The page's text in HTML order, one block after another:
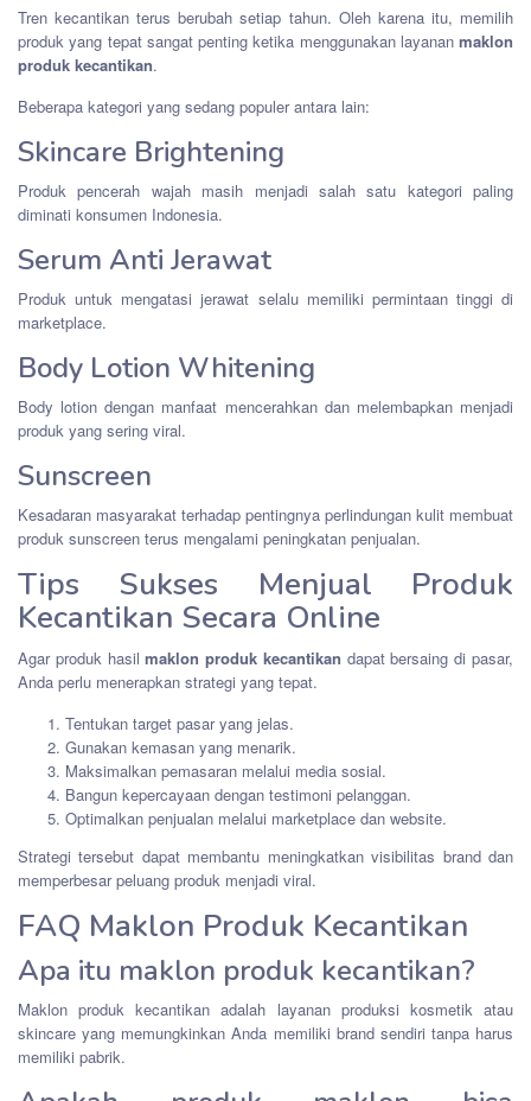
Tren kecantikan terus berubah setiap tahun. Oleh karena itu, memilih
produk yang tepat sangat penting ketika menggunakan layanan maklon
produk kecantikan.
Beberapa kategori yang sedang populer antara lain:
Skincare Brightening
Produk pencerah wajah masih menjadi salah satu kategori paling
diminati konsumen Indonesia.
Serum Anti Jerawat
Produk untuk mengatasi jerawat selalu memiliki permintaan tinggi di
marketplace.
Body Lotion Whitening
Body lotion dengan manfaat mencerahkan dan melembapkan menjadi
produk yang sering viral.
Sunscreen
Kesadaran masyarakat terhadap pentingnya perlindungan kulit membuat
produk sunscreen terus mengalami peningkatan penjualan.
Tips Sukses Menjual Produk
Kecantikan Secara Online
Agar produk hasilmaklon produk kecantikan dapat bersaing di pasar,
Anda perlu menerapkan strategi yang tepat.
Tentukan target pasar yang jelas.
Gunakan kemasan yang menarik.
Maksimalkan pemasaran melalui media sosial.
Bangun kepercayaan dengan testimoni pelanggan.
Optimalkan penjualan melalui marketplace dan website.
Strategi tersebut dapat membantu meningkatkan visibilitas brand dan
memperbesar peluang produk menjadi viral.
FAQ Maklon Produk Kecantikan
Apa itu maklon produk kecantikan?
Maklon produk kecantikan adalah layanan produksi kosmetik atau
skincare yang memungkinkan Anda memiliki brand sendiri tanpa harus
memiliki pabrik.